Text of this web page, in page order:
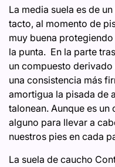
La media suela es de
tacto, al momento de
muy buena
la punta. En la parte
un compuesto derivado
una consistencia más
amortigua la pisada de
talonean. Aunque es
alguno para llevar a
nuestros pies en cada
La suela de caucho